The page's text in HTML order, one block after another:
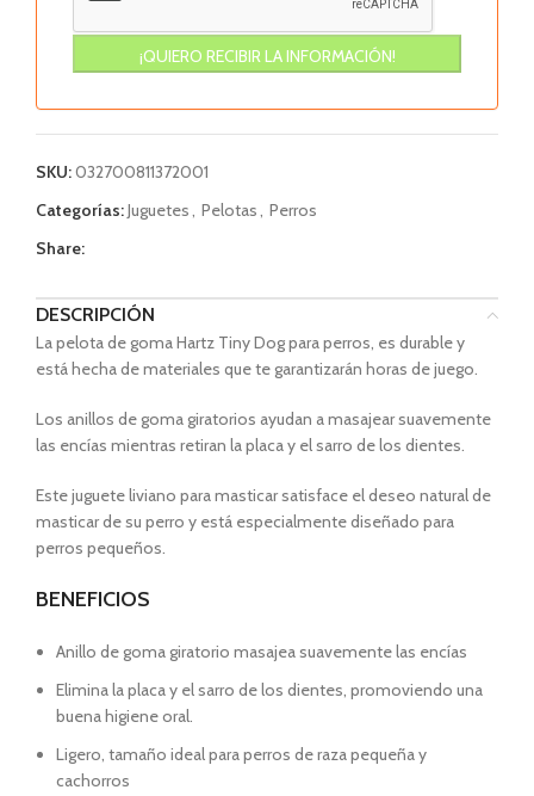
SKU:032700811372001
Categorías:Juguetes, Pelotas, Perros
Share:
DESCRIPCIÓN
La pelota de goma Hartz Tiny Dog para perros, es durable y
está hecha de materiales que te garantizarán horas de juego.
Los anillos de goma giratorios ayudan a masajear suavemente
las encías mientras retiran la placa y el sarro de los dientes.
Este juguete liviano para masticar satisface el deseo natural de
masticar de su perro y está especialmente diseñado para
perros pequeños.
BENEFICIOS
Anillo de goma giratorio masajea suavemente las encías
Elimina la placa y el sarro de los dientes, promoviendo una
buena higiene oral.
Ligero, tamaño ideal para perros de raza pequeña y
cachorros